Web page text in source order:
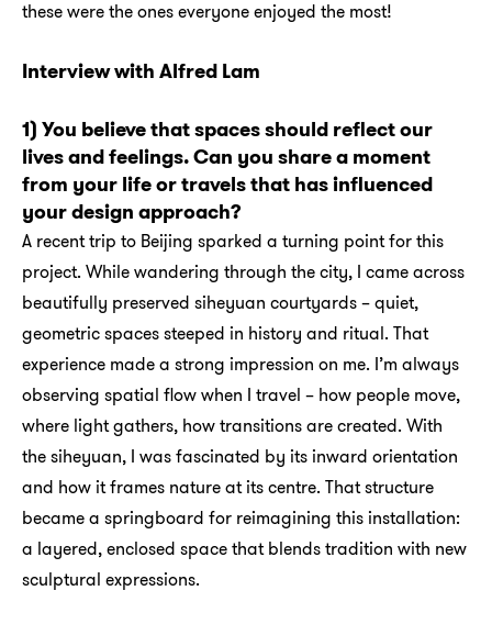
these were the ones everyone enjoyed the most!
Interview with Alfred Lam
1) You believe that spaces should reflect our
lives and feelings. Can you share a moment
from your life or travels that has influenced
your design approach?
A recent trip to Beijing sparked a turning point for this
project. While wandering through the city, I came across
beautifully preserved siheyuan courtyards – quiet,
geometric spaces steeped in history and ritual. That
experience made a strong impression on me. I’m always
observing spatial flow when I travel – how people move,
where light gathers, how transitions are created. With
the siheyuan, I was fascinated by its inward orientation
and how it frames nature at its centre. That structure
became a springboard for reimagining this installation:
a layered, enclosed space that blends tradition with new
sculptural expressions.